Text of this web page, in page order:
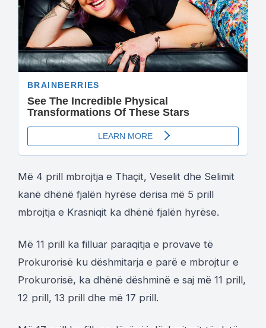
Më 4 prill mbrojtja e Thaçit, Veselit dhe Selimit
kanë dhënë fjalën hyrëse derisa më 5 prill
mbrojtja e Krasniqit ka dhënë fjalën hyrëse.
Më 11 prill ka filluar paraqitja e provave të
Prokurorisë ku dëshmitarja e parë e mbrojtur e
Prokurorisë, ka dhënë dëshminë e saj më 11 prill,
12 prill, 13 prill dhe më 17 prill.